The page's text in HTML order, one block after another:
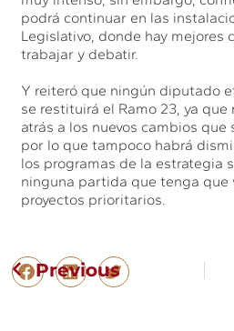
podrá continuar en las
Legislativo, donde hay mejores
trabajar y debatir.
Y reiteró que ningún diputado
se restituirá el Ramo 23, ya que
atrás a los nuevos cambios que
por lo que tampoco habrá
los programas de la estrategia
ninguna partida que tenga que
proyectos prioritarios.
Previous